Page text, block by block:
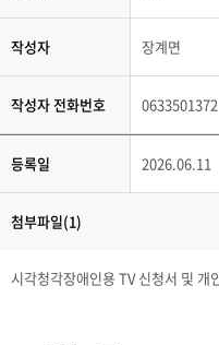
작성자 장계면
작성자 전화번호 0633501372
등록일 2026.06.11
첨부파일(1)
시각청각장애인용 TV 신청서 및